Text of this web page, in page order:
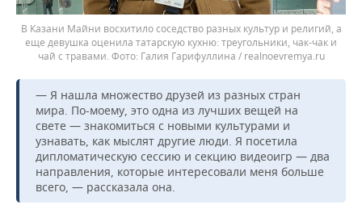
В Казани Майни восхитило соседство разных культур и религий, а
еще девушка оценила татарскую кухню: треугольники, чак-чак и
чай с травами.
Галия Гарифуллина / realnoevremya.ru
— Я нашла множество друзей из разных стран
мира. По-моему, это одна из лучших вещей на
свете — знакомиться с новыми культурами и
узнавать, как мыслят другие люди. Я посетила
дипломатическую сессию и секцию видеоигр — два
направления, которые интересовали меня больше
всего, — рассказала она.